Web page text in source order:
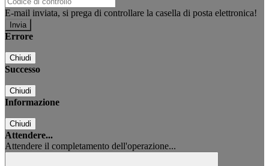
E-mail inviata, si prega di controllare la casella di posta elettronica!
Errore
Chiudi
Successo
Chiudi
Informazione
Chiudi
Attendere...
Attendere il completamento dell'operazione...